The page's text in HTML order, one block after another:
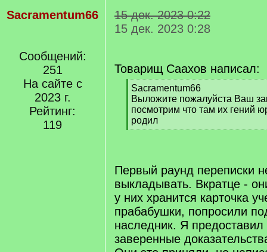
Sacramentum66
Сообщений:
251
На сайте с
2023 г.
Рейтинг:
119
15 дек. 2023 0:22
15 дек. 2023 0:28
Товарищ Саахов написал:
[
q
]
Sacramentum66
Выложите пожалуйста Ваш
посмотрим что там их гений
родил
[
Первый раунд переписки
выкладывать. Вкратце -
у них хранится карточка
прабабушки, попросили
наследник. Я
заверенные